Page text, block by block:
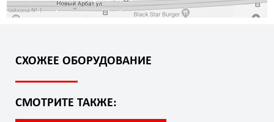
СХОЖЕЕ ОБОРУДОВАНИЕ
СМОТРИТЕ ТАКЖЕ: